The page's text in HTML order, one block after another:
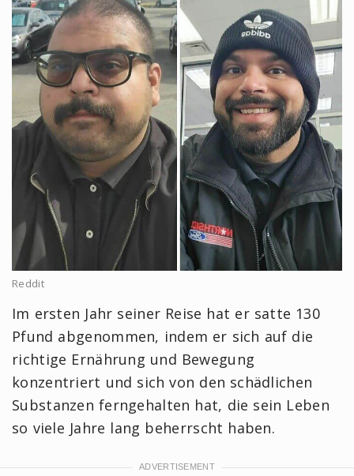
Reddit
Im ersten Jahr seiner Reise hat er satte 130
Pfund abgenommen, indem er sich auf die
richtige Ernährung und Bewegung
konzentriert und sich von den schädlichen
Substanzen ferngehalten hat, die sein Leben
so viele Jahre lang beherrscht haben.